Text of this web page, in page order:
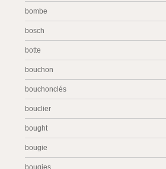
bombe
bosch
botte
bouchon
bouchonclés
bouclier
bought
bougie
bougies